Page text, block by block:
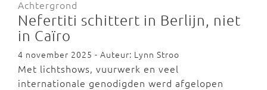
Achtergrond
Nefertiti schittert in Berlijn, niet
in Caïro
4 november 2025 - Auteur: Lynn Stroo
Met lichtshows, vuurwerk en veel
internationale genodigden werd afgelopen